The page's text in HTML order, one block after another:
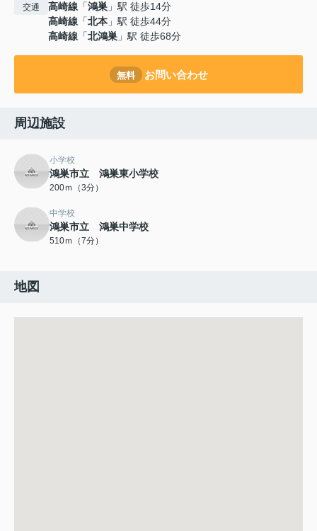
交通 高崎線 「鴻巣 」駅 徒歩14分
高崎線 「北本 」駅 徒歩44分
高崎線 「北鴻巣 」駅 徒歩68分
無料 お問い合わせ
周辺施設
小学校
鴻巣市立 鴻巣東小学校
200ｍ（3分）
中学校
鴻巣市立 鴻巣中学校
510ｍ（7分）
地図